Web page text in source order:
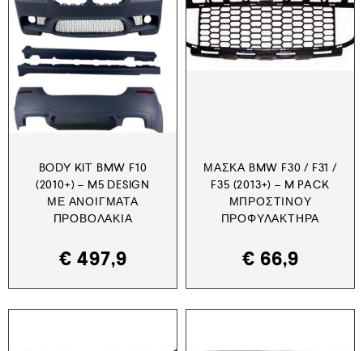
BODY KIT BMW F10
(2010+) – M5 DESIGN
ΜΕ ΑΝΟΊΓΜΑΤΑ
ΠΡΟΒΟΛΆΚΙΑ
€ 497,9
ΜΆΣΚΑ BMW F30 / F31 /
F35 (2013+) – M PACK
ΜΠΡΟΣΤΙΝΟΎ
ΠΡΟΦΥΛΑΚΤΉΡΑ
€ 66,9